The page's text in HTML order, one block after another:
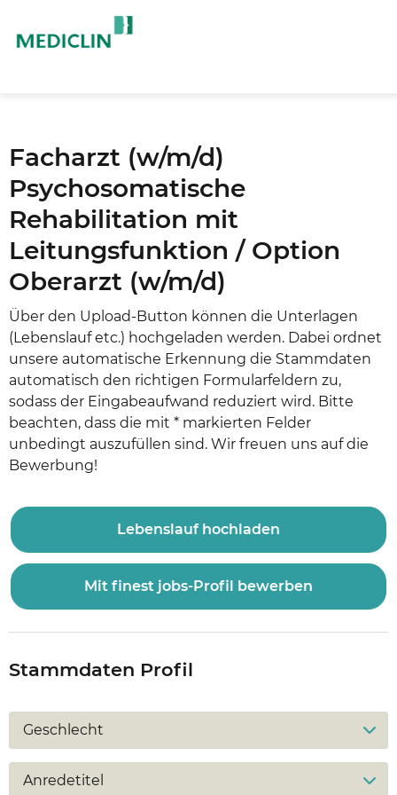
Facharzt (w/m/d)
Psychosomatische
Rehabilitation mit
Leitungsfunktion / Option
Oberarzt (w/m/d)
Über den Upload-Button können die Unterlagen
(Lebenslauf etc.) hochgeladen werden. Dabei ordnet
unsere automatische Erkennung die Stammdaten
automatisch den richtigen Formularfeldern zu,
sodass der Eingabeaufwand reduziert wird. Bitte
beachten, dass die mit * markierten Felder
unbedingt auszufüllen sind. Wir freuen uns auf die
Bewerbung!
Lebenslauf hochladen
Mit finest jobs-Profil bewerben
Stammdaten Profil
Geschlecht
Anredetitel